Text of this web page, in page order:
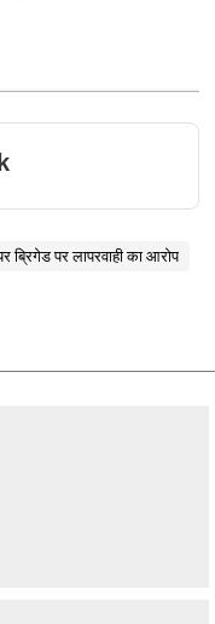
ब्रिगेड पर लापरवाही का आरोप